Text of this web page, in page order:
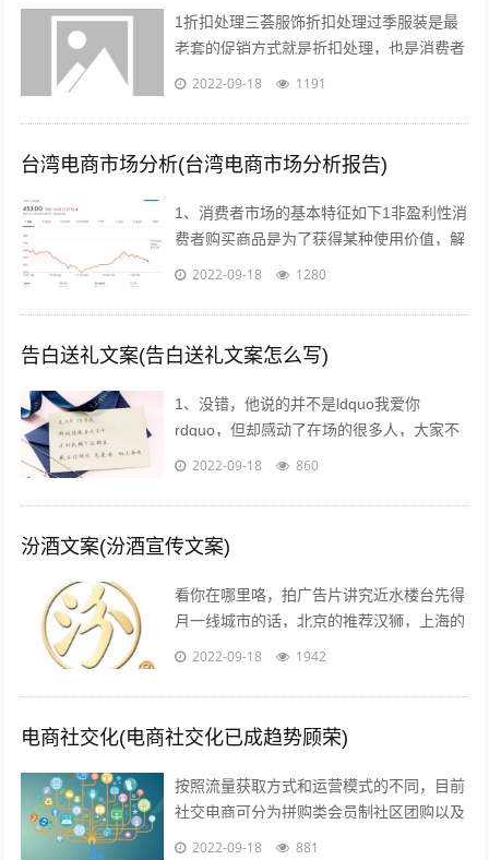
1折扣处理三荟服饰折扣处理过季服装是最
老套的促销方式就是折扣处理，也是消费者
最愿意接受的方式也有很多消费者比较乐意
2022-09-18 1191
台湾电商市场分析(台湾电商市场分析报告)
1、消费者市场的基本特征如下1非盈利性消
费者购买商品是为了获得某种使用价值，解
决自身的生活消费需求，而不是为了盈利去
2022-09-18 1280
告白送礼文案(告白送礼文案怎么写)
1、没错，他说的并不是ldquo我爱你
rdquo，但却感动了在场的很多人，大家不
约而同的为他鼓掌所以我说，真正适合520
2022-09-18 860
汾酒文案(汾酒宣传文案)
看你在哪里咯，拍广告片讲究近水楼台先得
月一线城市的话，北京的推荐汉狮，上海的
赤马，广州的平方影视，深圳的就宝视达了
2022-09-18 1942
电商社交化(电商社交化已成趋势顾荣)
按照流量获取方式和运营模式的不同，目前
社交电商可分为拼购类会员制社区团购以及
内容类四种典型的商业模式拼购类以拼多多
2022-09-18 881